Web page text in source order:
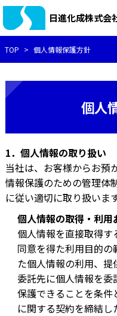
日進化成株式会
TOP 個人情報保護方針
個人
1．個人情報の取り扱い
当社は、お客様からお預
情報保護のための管理体
に従い適切に取り扱います
個人情報の取得・利用
個人情報を直接取得す
同意を得た利用目的
た個人情報の利用、
委託先に個人情報を
保護できることを条
に関する契約を締結し